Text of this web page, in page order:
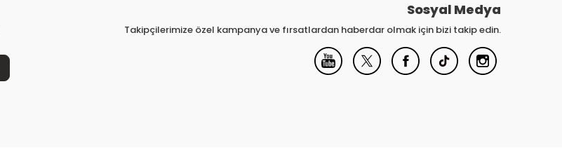
Sosyal Medya
Takipçilerimize özel kampanya ve fırsatlardan haberdar olmak için bizi takip edin.